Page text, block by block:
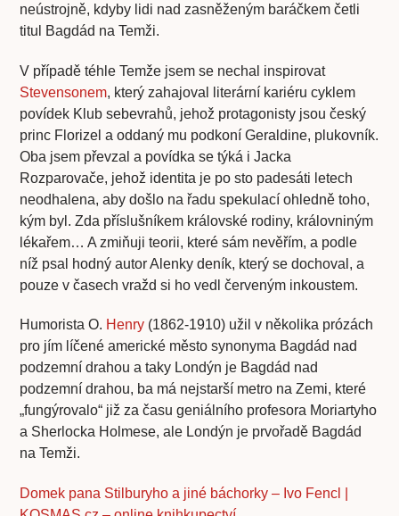
neústrojně, kdyby lidi nad zasněženým baráčkem četli
titul Bagdád na Temži.
V případě téhle Temže jsem se nechal inspirovat
Stevensonem, který zahajoval literární kariéru cyklem
povídek Klub sebevrahů, jehož protagonisty jsou český
princ Florizel a oddaný mu podkoní Geraldine, plukovník.
Oba jsem převzal a povídka se týká i Jacka
Rozparovače, jehož identita je po sto padesáti letech
neodhalena, aby došlo na řadu spekulací ohledně toho,
kým byl. Zda příslušníkem královské rodiny, královniným
lékařem… A zmiňuji teorii, které sám nevěřím, a podle
níž psal hodný autor Alenky deník, který se dochoval, a
pouze v časech vražd si ho vedl červeným inkoustem.
Humorista O. Henry (1862-1910) užil v několika prózách
pro jím líčené americké město synonyma Bagdád nad
podzemní drahou a taky Londýn je Bagdád nad
podzemní drahou, ba má nejstarší metro na Zemi, které
„fungýrovalo“ již za času geniálního profesora Moriartyho
a Sherlocka Holmese, ale Londýn je prvořadě Bagdád
na Temži.
Domek pana Stilburyho a jiné báchorky – Ivo Fencl |